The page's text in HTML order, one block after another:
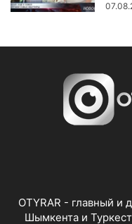
OTYRAR - главный и
Шымкента и